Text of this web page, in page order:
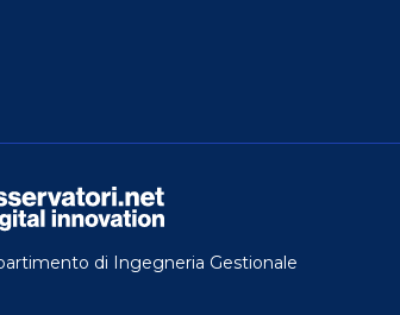
di Ingegneria Gestionale
e ai tuoi interessi.
su ACCETTA.
accedendo al nostro COOKIE CENTER e
visitando la nostraCOOKIE POLICY